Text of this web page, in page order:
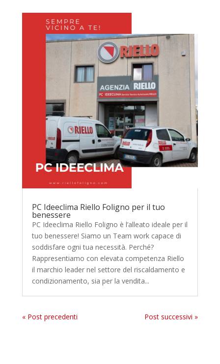
PC Ideeclima Riello Foligno per il tuo
benessere
PC Ideeclima Riello Foligno è l’alleato ideale per il
tuo benessere! Siamo un Team work capace di
soddisfare ogni tua necessità. Perché?
Rappresentiamo con elevata competenza Riello
il marchio leader nel settore del riscaldamento e
condizionamento, sia per la vendita...
« Post precedenti Post successivi »